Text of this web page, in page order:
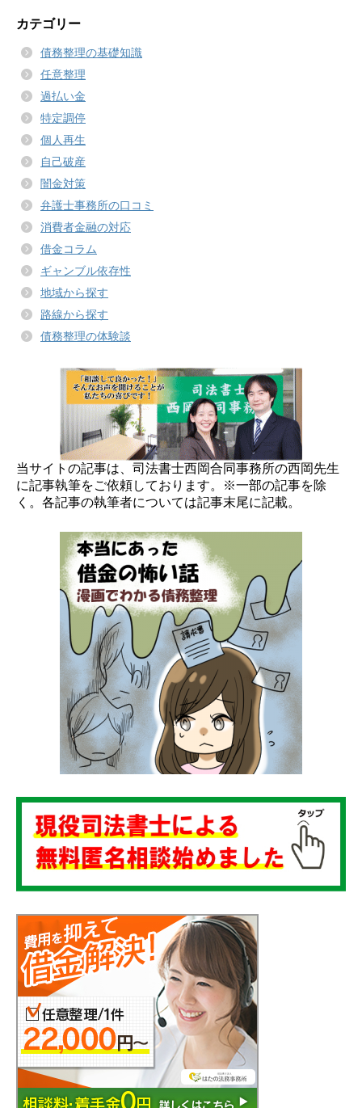
カテゴリー
債務整理の基礎知識
任意整理
過払い金
特定調停
個人再生
自己破産
闇金対策
弁護士事務所の口コミ
消費者金融の対応
借金コラム
ギャンブル依存性
地域から探す
路線から探す
債務整理の体験談
当サイトの記事は、司法書士西岡合同事務所の西岡先生
に記事執筆をご依頼しております。※一部の記事を除
く。各記事の執筆者については記事末尾に記載。